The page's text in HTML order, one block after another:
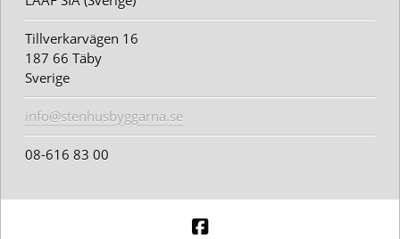
Tillverkarvägen 16
187 66 Täby
Sverige
info@stenhusbyggarna.se
08-616 83 00